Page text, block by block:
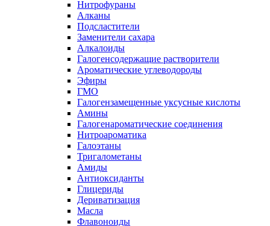
Нитрофураны
Алканы
Подсластители
Заменители сахара
Алкалоиды
Галогенсодержащие растворители
Ароматические углеводороды
Эфиры
ГМО
Галогензамещенные уксусные кислоты
Амины
Галогенароматические соединения
Нитроароматика
Галоэтаны
Тригалометаны
Амиды
Антиоксиданты
Глицериды
Дериватизация
Масла
Флавоноиды